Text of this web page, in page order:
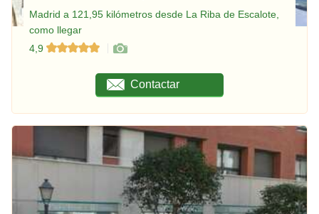
Madrid a 121,95 kilómetros desde La Riba de Escalote,
como llegar
4,9
Contactar